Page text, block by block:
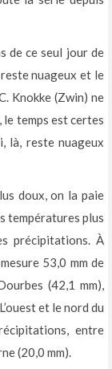
de ce seul jour de
nuageux et le
Knokke (Zwin) ne
le temps est certes
là, reste nuageux
doux, on la paie
températures plus
précipitations. À
53,0 mm de
(42,1 mm),
et le nord du
entre
(20,0 mm).